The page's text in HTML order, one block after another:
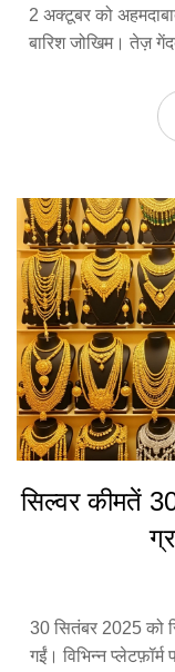
2 अक्टूबर को
बारिश जोखिम। तेज़
सिल्वर कीमतें
30 सितंबर 2025 को
गईं। विभिन्न